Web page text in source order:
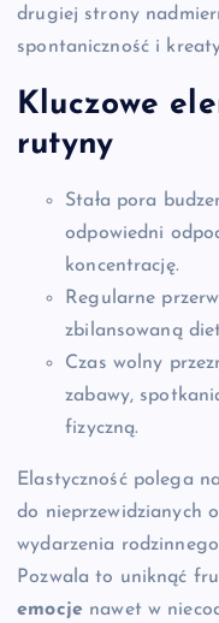
drugiej strony
spontaniczność i
Kluczowe
rutyny
Stała pora
odpowiedni
koncentrację.
Regularne
zbilansowaną
Czas wolny
zabawy,
fizyczną.
Elastyczność polega
do nieprzewidzianych
wydarzenia rodzinnego
Pozwala to uniknąć
emocjenawet w